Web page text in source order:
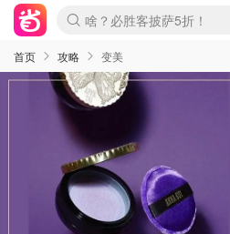
麦卢卡蜂蜜夏促！个位数！
Prada/Miu 4.8折！
啥？必胜客披萨5折！
首页 攻略 变美